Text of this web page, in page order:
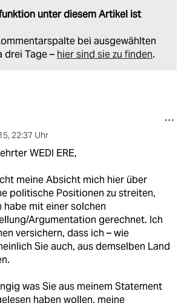
unter diesem Artikel ist
bei ausgewählten
drei Tage – hier sind sie zu finden.
, 22:37 Uhr
WEDI ERE,
meine Absicht mich hier über
politische Positionen zu streiten,
habe mit einer solchen
Argumentation gerechnet. Ich
versichern, dass ich – wie
Sie auch, aus demselben Land
was Sie aus meinem Statement
haben wollen, meine